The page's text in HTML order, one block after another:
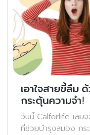
เอาใจสายขี้ลืม
กระตุ้นความจำ!
วันนี้ Calforlife เลยจ
ที่ช่วยบำรุงสมอง กร